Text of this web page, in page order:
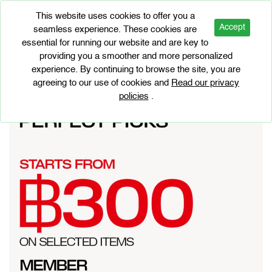
Accept
This website uses cookies to offer you a
seamless experience. These cookies are
essential for running our website and are key to
providing you a smoother and more personalized
experience. By continuing to browse the site, you are
agreeing to our use of cookies and Read our privacy
policies .
BRAND PROMOTIONS
H&M Perfect Picks